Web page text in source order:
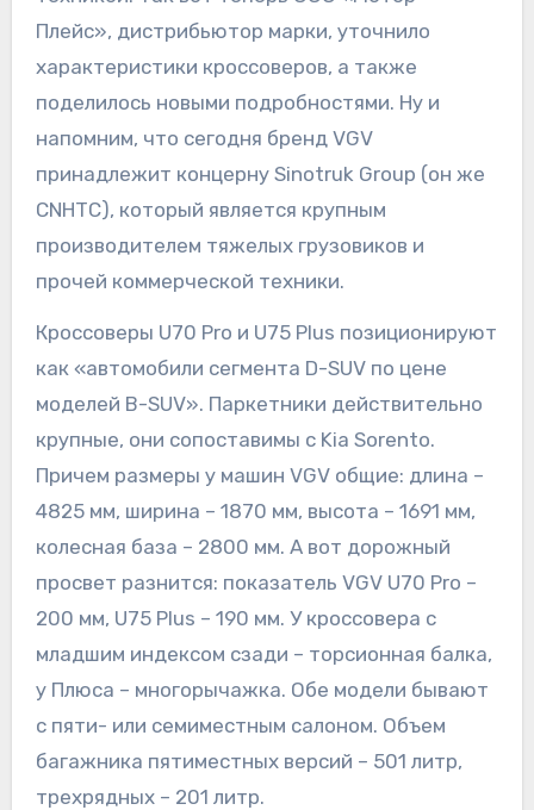
Плейс», дистрибьютор марки, уточнило
характеристики кроссоверов, а также
поделилось новыми подробностями. Ну и
напомним, что сегодня бренд VGV
принадлежит концерну Sinotruk Group (он же
CNHTC), который является крупным
производителем тяжелых грузовиков и
прочей коммерческой техники.
Кроссоверы U70 Pro и U75 Plus позиционируют
как «автомобили сегмента D-SUV по цене
моделей B-SUV». Паркетники действительно
крупные, они сопоставимы с Kia Sorento.
Причем размеры у машин VGV общие: длина –
4825 мм, ширина – 1870 мм, высота – 1691 мм,
колесная база – 2800 мм. А вот дорожный
просвет разнится: показатель VGV U70 Pro –
200 мм, U75 Plus – 190 мм. У кроссовера с
младшим индексом сзади – торсионная балка,
у Плюса – многорычажка. Обе модели бывают
с пяти- или семиместным салоном. Объем
багажника пятиместных версий – 501 литр,
трехрядных – 201 литр.